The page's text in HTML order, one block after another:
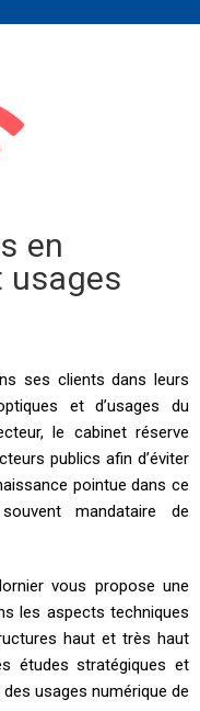
en
usages
ses clients dans leurs
et d’usages du
le cabinet réserve
publics afin d’éviter
pointue dans ce
mandataire de
vous propose une
les aspects techniques
haut et très haut
études stratégiques et
usages numérique de